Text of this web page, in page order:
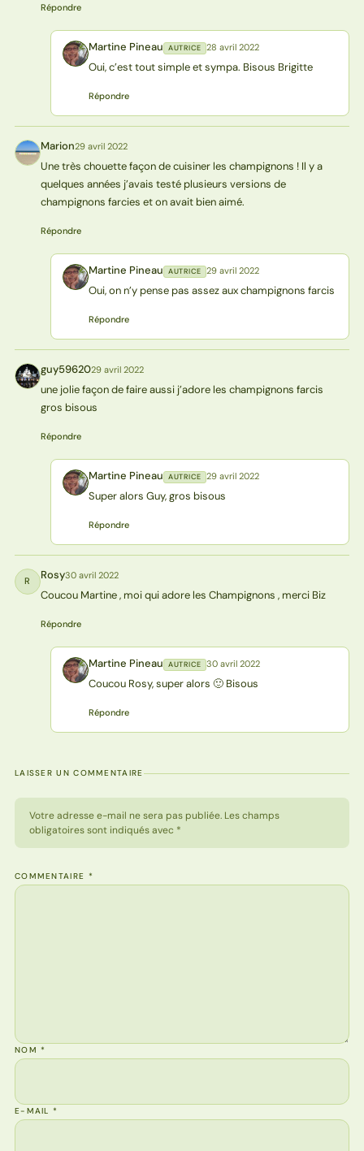
Répondre
MP Martine Pineau AUTRICE 28 avril 2022
Oui, c’est tout simple et sympa. Bisous Brigitte
Répondre
M Marion29 avril 2022
Une très chouette façon de cuisiner les champignons ! Il y a
quelques années j’avais testé plusieurs versions de
champignons farcies et on avait bien aimé.
Répondre
MP Martine Pineau AUTRICE 29 avril 2022
Oui, on n’y pense pas assez aux champignons farcis
Répondre
G guy5962029 avril 2022
une jolie façon de faire aussi j’adore les champignons farcis
gros bisous
Répondre
MP Martine Pineau AUTRICE 29 avril 2022
Super alors Guy, gros bisous
Répondre
R Rosy30 avril 2022
Coucou Martine , moi qui adore les Champignons , merci Biz
Répondre
MP Martine Pineau AUTRICE 30 avril 2022
Coucou Rosy, super alors 🙂 Bisous
Répondre
LAISSER UN COMMENTAIRE
Votre adresse e-mail ne sera pas publiée. Les champs
obligatoires sont indiqués avec *
COMMENTAIRE *
NOM*
E-MAIL*